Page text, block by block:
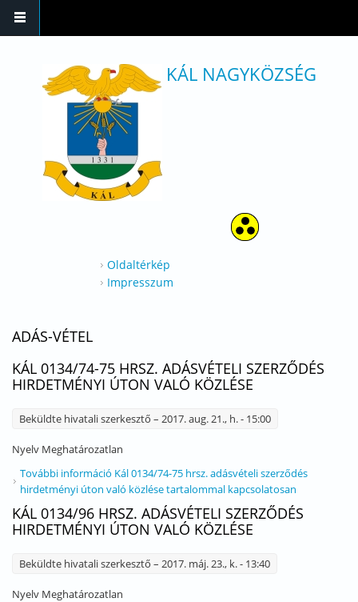
KÁL NAGYKÖZSÉG
Oldaltérkép
Impresszum
ADÁS-VÉTEL
KÁL 0134/74-75 HRSZ. ADÁSVÉTELI SZERZŐDÉS
HIRDETMÉNYI ÚTON VALÓ KÖZLÉSE
Beküldte hivatali szerkesztő – 2017. aug. 21., h. - 15:00
Nyelv Meghatározatlan
További információ Kál 0134/74-75 hrsz. adásvételi szerződés
hirdetményi úton való közlése tartalommal kapcsolatosan
KÁL 0134/96 HRSZ. ADÁSVÉTELI SZERZŐDÉS
HIRDETMÉNYI ÚTON VALÓ KÖZLÉSE
Beküldte hivatali szerkesztő – 2017. máj. 23., k. - 13:40
Nyelv Meghatározatlan